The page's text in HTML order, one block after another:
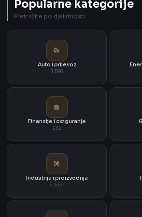
Popularne kategorije
Pretražite po djelatnosti
Auto i prijevoz
1.598
Finansije i osiguranje
232
Industrija i proizvodnja
4.664